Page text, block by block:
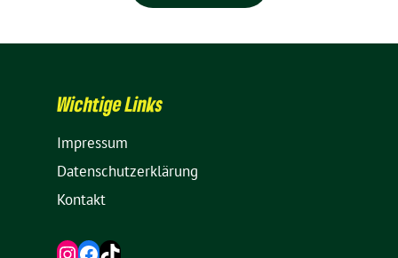
Wich­tige Links
Impressum
Daten­schutz­er­klä­rung
Kontakt
Instagram
Facebook
TikTok